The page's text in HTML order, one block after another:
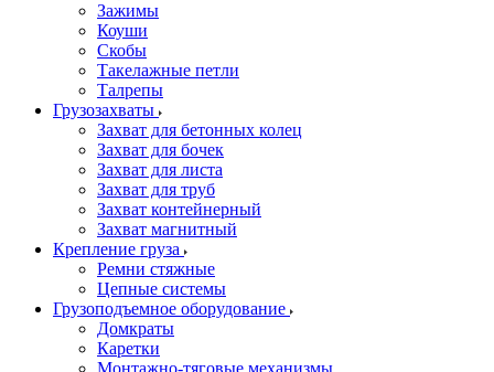
Зажимы
Коуши
Скобы
Такелажные петли
Талрепы
Грузозахваты
Захват для бетонных колец
Захват для бочек
Захват для листа
Захват для труб
Захват контейнерный
Захват магнитный
Крепление груза
Ремни стяжные
Цепные системы
Грузоподъемное оборудование
Домкраты
Каретки
Монтажно-тяговые механизмы